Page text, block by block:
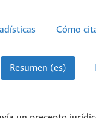
Cómo
Resumen (es)